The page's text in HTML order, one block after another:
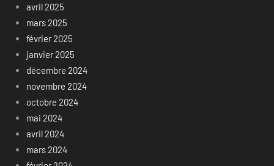
avril 2025
mars 2025
février 2025
janvier 2025
décembre 2024
novembre 2024
octobre 2024
mai 2024
avril 2024
mars 2024